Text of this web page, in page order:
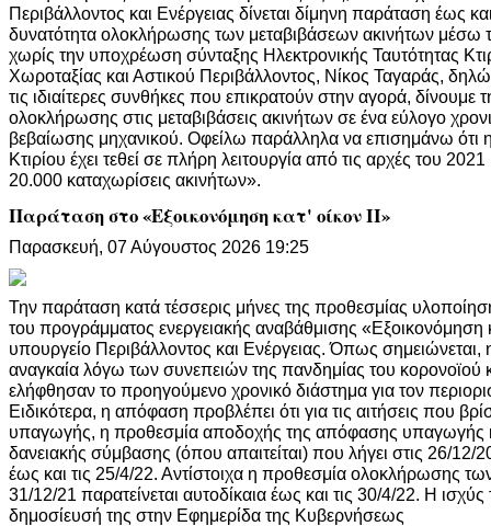
Περιβάλλοντος και Ενέργειας δίνεται δίμηνη παράταση έως
δυνατότητα ολοκλήρωσης των μεταβιβάσεων ακινήτων μέσω
χωρίς την υποχρέωση σύνταξης Ηλεκτρονικής Ταυτότητας
Χωροταξίας και Αστικού Περιβάλλοντος, Νίκος Ταγαράς,
τις ιδιαίτερες συνθήκες που επικρατούν στην αγορά, δίνουμε
ολοκλήρωσης στις μεταβιβάσεις ακινήτων σε ένα εύλογο
βεβαίωσης μηχανικού. Οφείλω παράλληλα να επισημάνω ότι
Κτιρίου έχει τεθεί σε πλήρη λειτουργία από τις αρχές του 2021
20.000 καταχωρίσεις ακινήτων».
Παράταση στο «Εξοικονόμηση κατ' οίκον II»
Παρασκευή, 07 Αύγουστος 2026 19:25
Την παράταση κατά τέσσερις μήνες της προθεσμίας
του προγράμματος ενεργειακής αναβάθμισης «Εξοικονόμηση
υπουργείο Περιβάλλοντος και Ενέργειας. Όπως σημειώνεται,
αναγκαία λόγω των συνεπειών της πανδημίας του κορονοϊού
ελήφθησαν το προηγούμενο χρονικό διάστημα για τον
Ειδικότερα, η απόφαση προβλέπει ότι για τις αιτήσεις που
υπαγωγής, η προθεσμία αποδοχής της απόφασης υπαγωγής
δανειακής σύμβασης (όπου απαιτείται) που λήγει στις 26/12/
έως και τις 25/4/22. Αντίστοιχα η προθεσμία ολοκλήρωσης
31/12/21 παρατείνεται αυτοδίκαια έως και τις 30/4/22. Η
δημοσίευσή της στην Εφημερίδα της Κυβερνήσεως